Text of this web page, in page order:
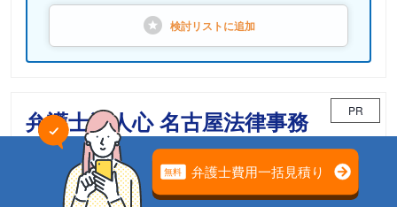
検討リストに追加
弁護士法人心 名古屋法律事務
所
PR
相続案件のための「相続チーム」が担当